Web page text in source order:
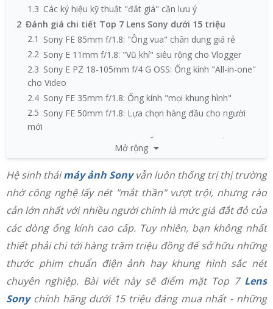
1.3 Các ký hiệu kỹ thuật "đắt giá" cần lưu ý
2 Đánh giá chi tiết Top 7 Lens Sony dưới 15 triệu
2.1 Sony FE 85mm f/1.8: "Ông vua" chân dung giá rẻ
2.2 Sony E 11mm f/1.8: "Vũ khí" siêu rộng cho Vlogger
2.3 Sony E PZ 18-105mm f/4 G OSS: Ống kính "All-in-one"
cho Video
2.4 Sony FE 35mm f/1.8: Ống kính "mọi khung hình"
2.5 Sony FE 50mm f/1.8: Lựa chọn hàng đầu cho người
mới
Sony FE 28-60mm f/4-5.6: Ống kính zoom nhỏ gọn
2.7
Sony FE 50mm f/2.5 G: Đỉnh cao dòng Lens nhỏ gọn
Kinh nghiệm chọn mua Lens Sony an toàn
4
Kết luận
Mở rộng
Hệ sinh tháimáy ảnh Sonyvẫn luôn thống trị thị trường
nhờ công nghệ lấy nét "mắt thần" vượt trội, nhưng rào
cản lớn nhất với nhiều người chính là mức giá đắt đỏ của
các dòng ống kính cao cấp. Tuy nhiên, bạn không nhất
thiết phải chi tới hàng trăm triệu đồng để sở hữu những
thước phim chuẩn điện ảnh hay khung hình sắc nét
chuyên nghiệp. Bài viết này sẽ điểm mặt Top 7 Lens
Sonychính hãng dưới 15 triệu đáng mua nhất - những